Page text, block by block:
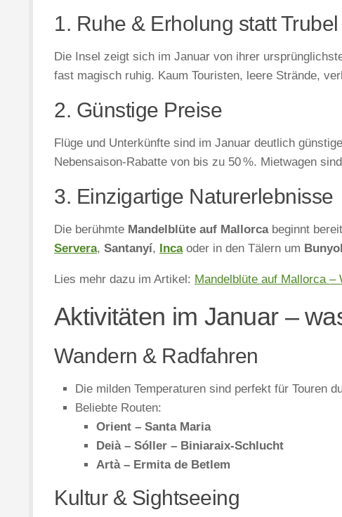
1. Ruhe & Erholung statt Trubel
Die Insel zeigt sich im Januar von ihrer
fast magisch ruhig. Kaum Touristen, leere Strände,
2. Günstige Preise
Flüge und Unterkünfte sind im Januar deutlich
Nebensaison-Rabatte von bis zu 50 %. Mietwagen
3. Einzigartige Naturerlebnisse
Die berühmte Mandelblüte auf Mallorcabeginnt
Servera, Santanyí, Incaoder in den Tälern um
Lies mehr dazu im Artikel: Mandelblüte auf Mallorca
Aktivitäten im Januar –
Wandern & Radfahren
Die milden Temperaturen sind perfekt für Touren
Beliebte Routen:
Orient – Santa Maria
Deià – Sóller – Biniaraix-Schlucht
Artà – Ermita de Betlem
Kultur & Sightseeing